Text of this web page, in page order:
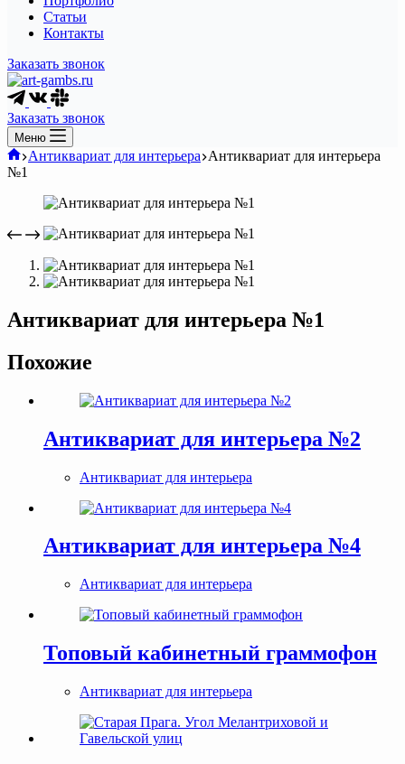
Статьи
Контакты
Заказать звонок
Заказать звонок
Меню
Главная
Антиквариат для интерьера Антиквариат для интерьера
№1
Антиквариат для интерьера №1
Похожие
Антиквариат для интерьера №2
Антиквариат для интерьера
Антиквариат для интерьера №4
Антиквариат для интерьера
Топовый кабинетный граммофон
Антиквариат для интерьера